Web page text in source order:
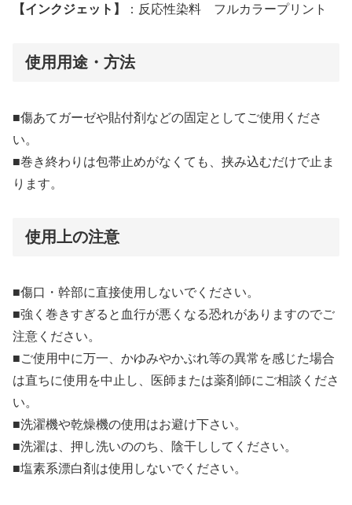
【インクジェット】
：反応性染料 フルカラープリント
使用用途・方法
■傷あてガーゼや貼付剤などの固定としてご使用くださ
い。
■巻き終わりは包帯止めがなくても、挟み込むだけで止ま
ります。
使用上の注意
■傷口・幹部に直接使用しないでください。
■強く巻きすぎると血行が悪くなる恐れがありますのでご
注意ください。
■ご使用中に万一、かゆみやかぶれ等の異常を感じた場合
は直ちに使用を中止し、医師または薬剤師にご相談くださ
い。
■洗濯機や乾燥機の使用はお避け下さい。
■洗濯は、押し洗いののち、陰干ししてください。
■塩素系漂白剤は使用しないでください。